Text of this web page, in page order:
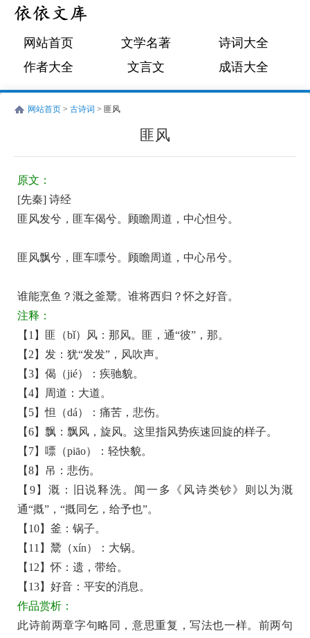
网站首页 文学名著
诗词大全
作者大全
文言文 成语大全
网站首页 > 古诗词 > 匪风
匪风
先
秦
诗
经
古
诗
词:
匪
原
翻
译
+全
文
注
释
译
文
+原
著
赏
析
原文：
[先秦] 诗经
匪风发兮，匪车偈兮。顾瞻周道，中心怛兮。
匪风飘兮，匪车嘌兮。顾瞻周道，中心吊兮。
谁能烹鱼？溉之釜鬵。谁将西归？怀之好音。
注释：
【1】匪（bǐ）风：那风。匪，通“彼”，那。
【2】发：犹“发发”，风吹声。
【3】偈（jié）：疾驰貌。
【4】周道：大道。
【5】怛（dá）：痛苦，悲伤。
【6】飘：飘风，旋风。这里指风势疾速回旋的样子。
【7】嘌（piāo）：轻快貌。
【8】吊：悲伤。
【9】溉：旧说释洗。闻一多《风诗类钞》则以为溉
通“摡”，“摡同乞，给予也”。
【10】釜：锅子。
【11】鬵（xín）：大锅。
【12】怀：遗，带给。
【13】好音：平安的消息。
作品赏析：
此诗前两章字句略同，意思重复，写法也一样。前两句